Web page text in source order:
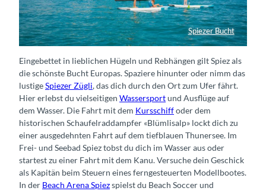
Spiezer Bucht
Stand-up-Paddeln auf dem Kanuweg Thunersee
Eingebettet in lieblichen Hügeln und Rebhängen gilt Spiez als
die schönste Bucht Europas. Spaziere hinunter oder nimm das
lustigeSpiezer Zügli, das dich durch den Ort zum Ufer fährt.
Hier erlebst du vielseitigen Wassersportund Ausflüge auf
dem Wasser. Die Fahrt mit dem Kursschiffoder dem
historischen Schaufelraddampfer «Blümlisalp» lockt dich zu
einer ausgedehnten Fahrt auf dem tiefblauen Thunersee. Im
Frei- und Seebad Spiez tobst du dich im Wasser aus oder
startest zu einer Fahrt mit dem Kanu. Versuche dein Geschick
als Kapitän beim Steuern eines ferngesteuerten Modellbootes.
In der Beach Arena Spiezspielst du Beach Soccer und